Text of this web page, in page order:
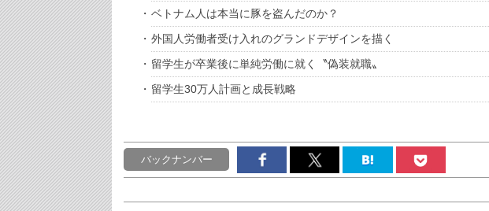
ベトナム人は本当に豚を盗んだのか？
外国人労働者受け入れのグランドデザインを描く
留学生が卒業後に単純労働に就く〝偽装就職〟
留学生30万人計画と成長戦略
バックナンバー